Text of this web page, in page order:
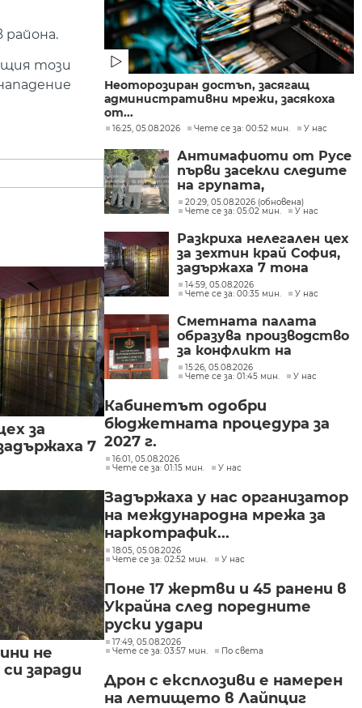
този
за
7
не
заради
Неоторозиран достъп, засягащ
административни мрежи, засякоха
от...
16:25, 05.08.2026 Чете се за: 00:52 мин. У нас
Антимафиоти от Русе
първи засекли следите
на групата,
произвеждала
фентанил в София
20:29, 05.08.2026 (обновена)
Чете се за: 05:02 мин.
У нас
Разкриха нелегален цех
за зехтин край София,
задържаха 7 тона
продукт без марка
14:59, 05.08.2026
Чете се за: 00:35 мин.
У нас
Сметната палата
образува производство
за конфликт на
интереси при Делян
Пеевски
15:26, 05.08.2026
Чете се за: 01:45 мин.
У нас
Кабинетът одобри
бюджетната процедура за
2027 г.
16:01, 05.08.2026
Чете се за: 01:15 мин.
У нас
Задържаха у нас организатор
на международна мрежа за
наркотрафик...
18:05, 05.08.2026
Чете се за: 02:52 мин.
У нас
Поне 17 жертви и 45 ранени в
Украйна след поредните
руски удари
17:49, 05.08.2026
Чете се за: 03:57 мин.
По света
Дрон с експлозиви е намерен
на летището в Лайпциг